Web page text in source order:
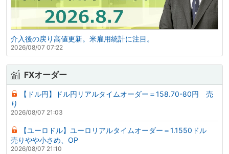
介入後の戻り高値更新。米雇用統計に注目。
2026/08/07 07:22
FXオーダー
【ドル円】ドル円リアルタイムオーダー＝158.70-80円 売
り
2026/08/07 21:03
【ユーロドル】ユーロリアルタイムオーダー＝1.1550ドル
売りやや小さめ、OP
2026/08/07 21:10